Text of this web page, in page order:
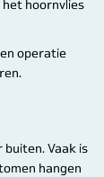
hoornvlies
operatie
buiten. Vaak is
hangen